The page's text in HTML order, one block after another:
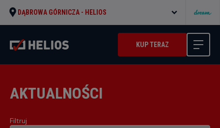
DĄBROWA GÓRNICZA - HELIOS
KUP TERAZ
AKTUALNOŚCI
Filtruj